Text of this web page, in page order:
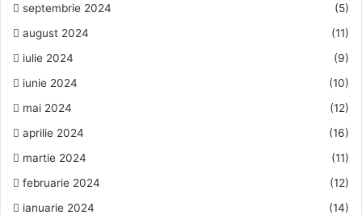
septembrie 2024
(5)
august 2024
(11)
iulie 2024
(9)
iunie 2024
(10)
mai 2024
(12)
aprilie 2024
(16)
martie 2024
(11)
februarie 2024
(12)
ianuarie 2024
(14)